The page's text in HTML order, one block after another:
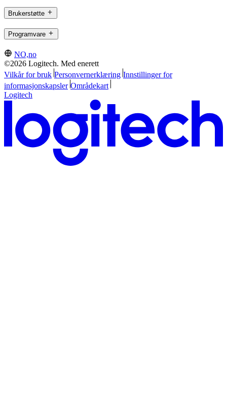
Brukerstøtte
Programvare
NO,no
©2026 Logitech. Med enerett
Vilkår for bruk Personvernerklæring Innstillinger for
informasjonskapsler Områdekart
Logitech